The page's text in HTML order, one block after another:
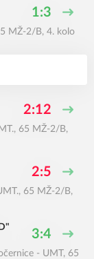
1:3
MŽ-2/B, 4. kolo
2:12
, 65 MŽ-2/B,
2:5
, 65 MŽ-2/B,
POČERNICE, z.s. "D"
3:4
- UMT , 65